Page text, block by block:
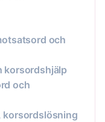
och
korsordshjälp
och
korsordslösning